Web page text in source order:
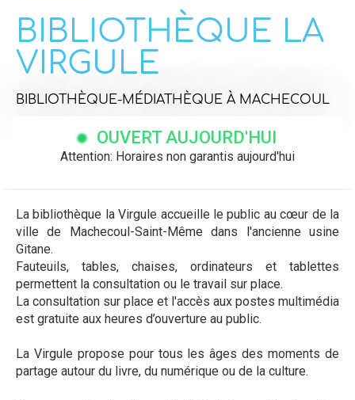
BIBLIOTHÈQUE LA
VIRGULE
BIBLIOTHÈQUE-MÉDIATHÈQUE À MACHECOUL
OUVERT AUJOURD'HUI
Attention: Horaires non garantis aujourd'hui
La bibliothèque la Virgule accueille le public au cœur de la
ville de Machecoul-Saint-Même dans l'ancienne usine
Gitane.
Fauteuils, tables, chaises, ordinateurs et tablettes
permettent la consultation ou le travail sur place.
La consultation sur place et l'accès aux postes multimédia
est gratuite aux heures d’ouverture au public.
La Virgule propose pour tous les âges des moments de
partage autour du livre, du numérique ou de la culture.